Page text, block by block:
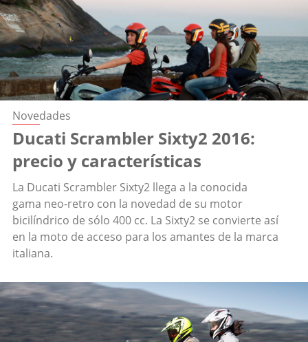
Novedades
Ducati Scrambler Sixty2 2016:
precio y características
La Ducati Scrambler Sixty2 llega a la conocida
gama neo-retro con la novedad de su motor
bicilíndrico de sólo 400 cc. La Sixty2 se convierte así
en la moto de acceso para los amantes de la marca
italiana.